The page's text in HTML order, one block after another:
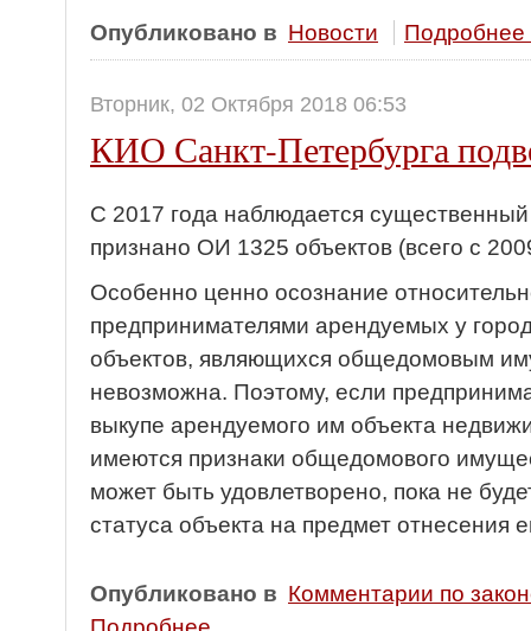
Опубликовано в Новости Подробнее
Вторник, 02 Октября 2018 06:53
КИО Санкт-Петербурга
С 2017 года наблюдается
признано ОИ 1325 объектов (всего с
Особенно ценно осознание
предпринимателями арендуемых у
объектов, являющихся общедомовым
невозможна. Поэтому, если
выкупе арендуемого им объекта
имеются признаки общедомового
может быть удовлетворено, пока не
статуса объекта на предмет отнесения
Опубликовано в Комментарии по